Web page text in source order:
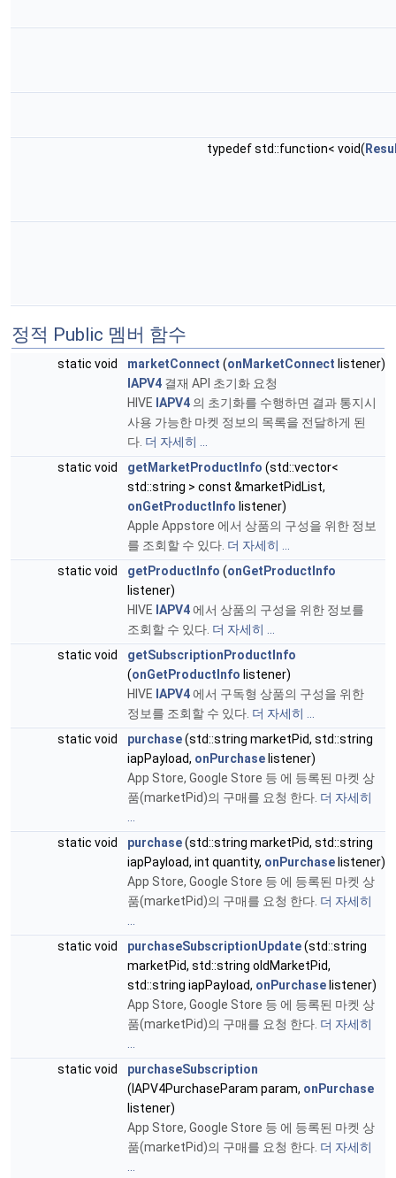
typedef std::function< void(
정적 Public 멤버 함수
static void marketConnect (onMarketConnect listener)
IAPV4 결재 API 초기화 요청
HIVE IAPV4 의 초기화를 수행하면 결과 통지시
사용 가능한 마켓 정보의 목록을 전달하게 된
다. 더 자세히 ...
static void
getMarketProductInfo (std::vector<
std::string > const &marketPidList,
onGetProductInfo listener)
Apple Appstore 에서 상품의 구성을 위한 정보
를 조회할 수 있다. 더 자세히 ...
static void
getProductInfo (onGetProductInfo
listener)
HIVE IAPV4에서 상품의 구성을 위한 정보를
조회할 수 있다. 더 자세히 ...
static void
getSubscriptionProductInfo
(onGetProductInfo listener)
HIVE IAPV4에서 구독형 상품의 구성을 위한
정보를 조회할 수 있다. 더 자세히 ...
static void
purchase(std::string marketPid, std::string
iapPayload, onPurchaselistener)
App Store, Google Store 등 에 등록된 마켓 상
품(marketPid)의 구매를 요청 한다. 더 자세히
static void
purchase(std::string marketPid, std::string
iapPayload, int quantity, onPurchaselistener)
App Store, Google Store 등 에 등록된 마켓 상
품(marketPid)의 구매를 요청 한다. 더 자세히
static void
purchaseSubscriptionUpdate(std::string
marketPid, std::string oldMarketPid,
std::string iapPayload, onPurchaselistener)
App Store, Google Store 등 에 등록된 마켓 상
품(marketPid)의 구매를 요청 한다. 더 자세히
static void
purchaseSubscription
(IAPV4PurchaseParam param, onPurchase
listener)
App Store, Google Store 등 에 등록된 마켓 상
품(marketPid)의 구매를 요청 한다. 더 자세히